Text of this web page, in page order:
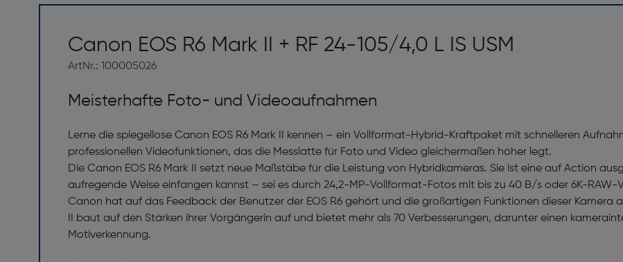
Canon EOS R6 Mark II + RF 24-105/4,0 L IS USM
ArtNr.: 100005026
Meisterhafte Foto- und Videoaufnahmen
Lerne die spiegellose Canon EOS R6 Mark II kennen – ein Vollformat-Hybrid-Kraftpaket mit schnelleren
professionellen Videofunktionen, das die Messlatte für Foto und Video gleichermaßen höher legt.
Die Canon EOS R6 Mark II setzt neue Maßstäbe für die Leistung von Hybridkameras. Sie ist eine auf Action
aufregende Weise einfangen kannst – sei es durch 24,2-MP-Vollformat-Fotos mit bis zu 40 B/s oder 6K-RAW-
Canon hat auf das Feedback der Benutzer der EOS R6 gehört und die großartigen Funktionen dieser Kamera
II baut auf den Stärken ihrer Vorgängerin auf und bietet mehr als 70 Verbesserungen, darunter einen
Motiverkennung.